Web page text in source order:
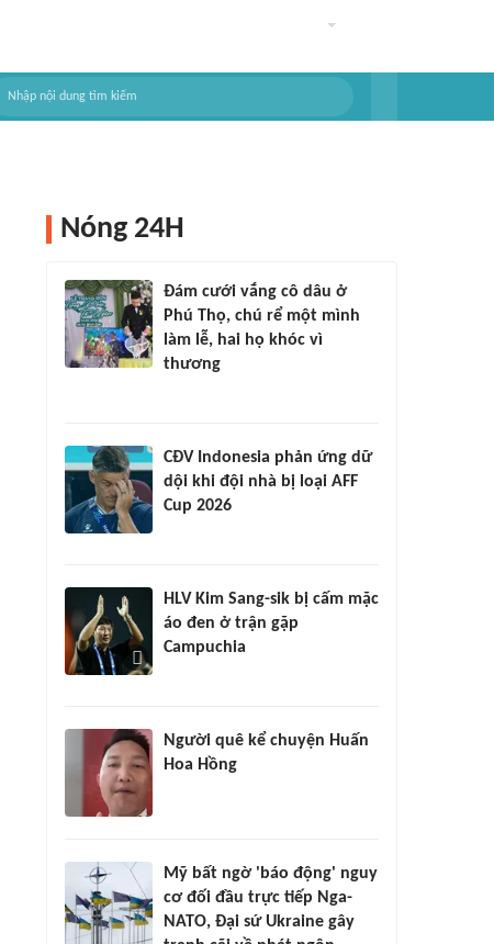
Nóng 24H
Đám cưới vắng cô dâu ở
Phú Thọ, chú rể một mình
làm lễ, hai họ khóc vì
thương
CĐV Indonesia phản ứng dữ
dội khi đội nhà bị loại AFF
Cup 2026
HLV Kim Sang-sik bị cấm mặc
áo đen ở trận gặp
Campuchia
Người quê kể chuyện Huấn
Hoa Hồng
Mỹ bất ngờ 'báo động' nguy
cơ đối đầu trực tiếp Nga-
NATO, Đại sứ Ukraine gây